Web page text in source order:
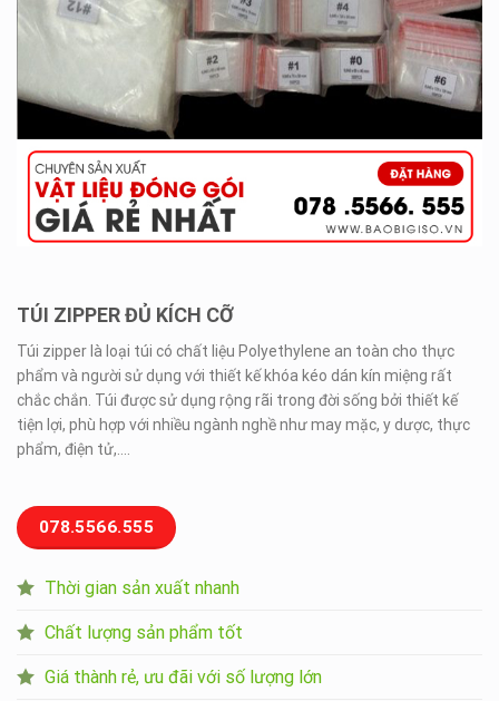
TÚI ZIPPER ĐỦ KÍCH CỠ
Túi zipper là loại túi có chất liệu Polyethylene an toàn cho thực
phẩm và người sử dụng với thiết kế khóa kéo dán kín miệng rất
chắc chắn. Túi được sử dụng rộng rãi trong đời sống bởi thiết kế
tiện lợi, phù hợp với nhiều ngành nghề như may mặc, y dược, thực
phẩm, điện tử,….
078.5566.555
Thời gian sản xuất nhanh
Chất lượng sản phẩm tốt
Giá thành rẻ, ưu đãi với số lượng lớn